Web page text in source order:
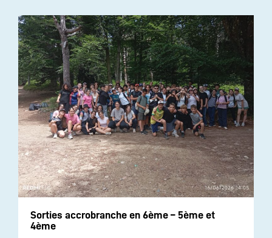
Sorties accrobranche en 6ème – 5ème et
4ème